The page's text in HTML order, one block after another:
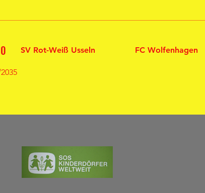
SV Rot-Weiß Usseln FC Wolfenhagen